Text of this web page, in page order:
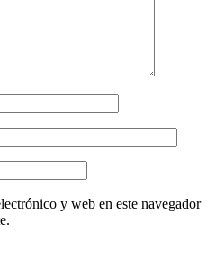
y web en este navegador